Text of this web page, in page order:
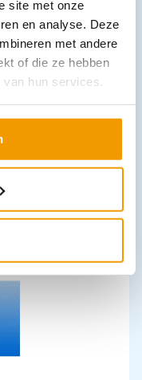
site met onze
en analyse. Deze
met andere
of die ze hebben
hun services.